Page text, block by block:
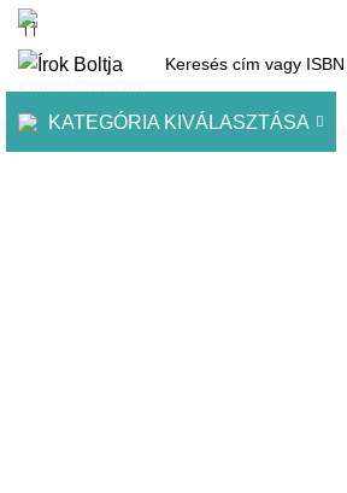
KATEGÓRIA KIVÁLASZTÁSA
Kezdje el gépelni a keresett